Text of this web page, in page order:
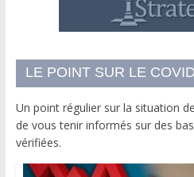
LE POINT SUR LE
Un point régulier sur la situation
de vous tenir informés sur des
vérifiées.